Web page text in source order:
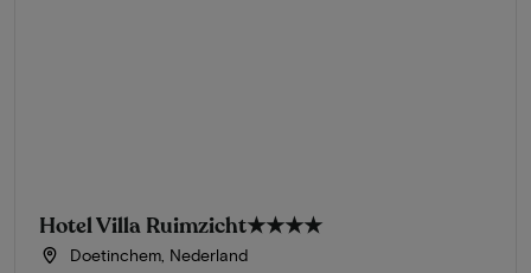
Hotel Villa Ruimzicht★★★★
Doetinchem, Nederland